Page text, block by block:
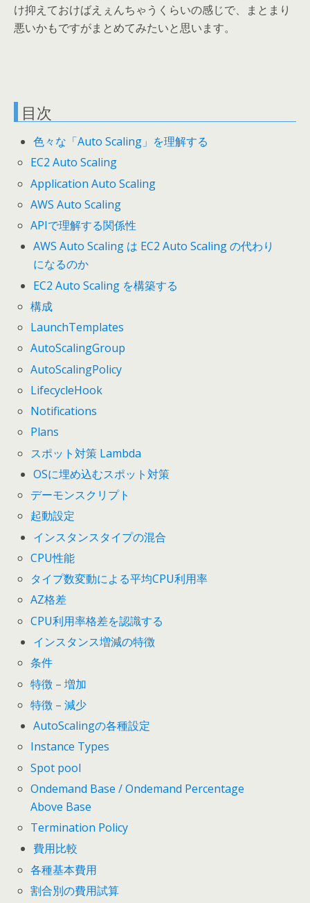
け抑えておけばえぇんちゃうくらいの感じで、まとまり
悪いかもですがまとめてみたいと思います。
目次
色々な「Auto Scaling」を理解する
EC2 Auto Scaling
Application Auto Scaling
AWS Auto Scaling
APIで理解する関係性
AWS Auto Scaling は EC2 Auto Scaling の代わり
になるのか
EC2 Auto Scaling を構築する
構成
LaunchTemplates
AutoScalingGroup
AutoScalingPolicy
LifecycleHook
Notifications
Plans
スポット対策 Lambda
OSに埋め込むスポット対策
デーモンスクリプト
起動設定
インスタンスタイプの混合
CPU性能
タイプ数変動による平均CPU利用率
AZ格差
CPU利用率格差を認識する
インスタンス増減の特徴
条件
特徴 – 増加
特徴 – 減少
AutoScalingの各種設定
Instance Types
Spot pool
Ondemand Base / Ondemand Percentage
Above Base
Termination Policy
費用比較
各種基本費用
割合別の費用試算